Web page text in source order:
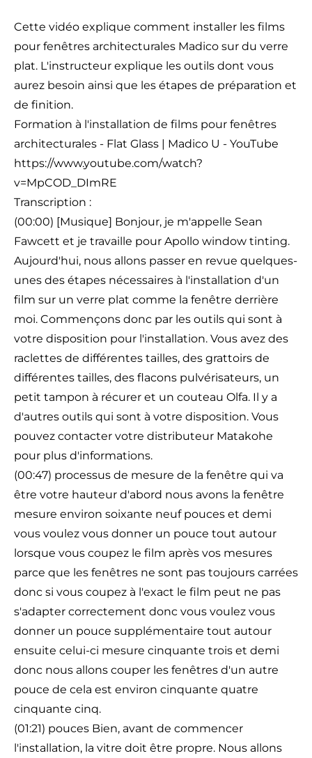
Cette vidéo explique comment installer les films
pour fenêtres architecturales Madico sur du verre
plat. L'instructeur explique les outils dont vous
aurez besoin ainsi que les étapes de préparation et
de finition.
Formation à l'installation de films pour fenêtres
architecturales - Flat Glass | Madico U - YouTube
https://www.youtube.com/watch?
v=MpCOD_DImRE
Transcription :
(00:00) [Musique] Bonjour, je m'appelle Sean
Fawcett et je travaille pour Apollo window tinting.
Aujourd'hui, nous allons passer en revue quelques-
unes des étapes nécessaires à l'installation d'un
film sur un verre plat comme la fenêtre derrière
moi. Commençons donc par les outils qui sont à
votre disposition pour l'installation. Vous avez des
raclettes de différentes tailles, des grattoirs de
différentes tailles, des flacons pulvérisateurs, un
petit tampon à récurer et un couteau Olfa. Il y a
d'autres outils qui sont à votre disposition. Vous
pouvez contacter votre distributeur Matakohe
pour plus d'informations.
(00:47) processus de mesure de la fenêtre qui va
être votre hauteur d'abord nous avons la fenêtre
mesure environ soixante neuf pouces et demi
vous voulez vous donner un pouce tout autour
lorsque vous coupez le film après vos mesures
parce que les fenêtres ne sont pas toujours carrées
donc si vous coupez à l'exact le film peut ne pas
s'adapter correctement donc vous voulez vous
donner un pouce supplémentaire tout autour
ensuite celui-ci mesure cinquante trois et demi
donc nous allons couper les fenêtres d'un autre
pouce de cela est environ cinquante quatre
cinquante cinq.
(01:21) pouces Bien, avant de commencer
l'installation, la vitre doit être propre. Nous allons